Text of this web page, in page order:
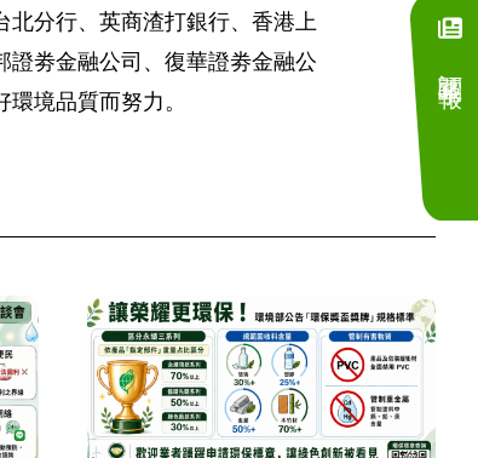
北分行、英商渣打銀行、香港上
劵金融公司、復華證劵金融公
境品質而努力。